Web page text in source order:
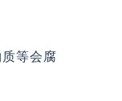
等会腐